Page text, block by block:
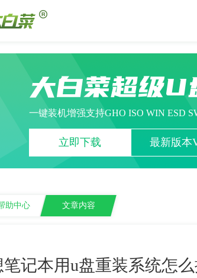
大白菜超级
一键装机增强支持GHO ISO WIN ESD
立即下载 最新版本
助中心 文章内容
笔记本用u盘重装系统怎